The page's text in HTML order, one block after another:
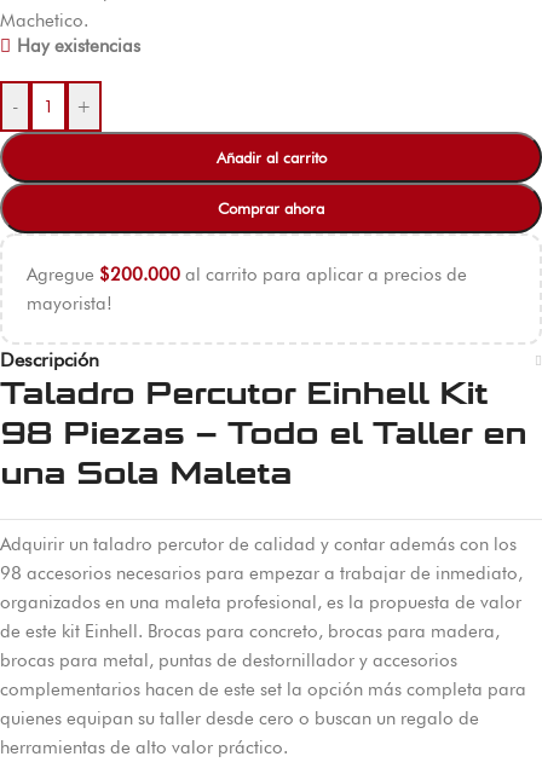
Machetico.
Hay existencias
- +
Añadir al carrito
Comprar ahora
Agregue $200.000 al carrito para aplicar a precios de
mayorista!
Descripción
Taladro Percutor Einhell Kit
98 Piezas – Todo el Taller en
una Sola Maleta
Adquirir un taladro percutor de calidad y contar además con los
98 accesorios necesarios para empezar a trabajar de inmediato,
organizados en una maleta profesional, es la propuesta de valor
de este kit Einhell. Brocas para concreto, brocas para madera,
brocas para metal, puntas de destornillador y accesorios
complementarios hacen de este set la opción más completa para
quienes equipan su taller desde cero o buscan un regalo de
herramientas de alto valor práctico.